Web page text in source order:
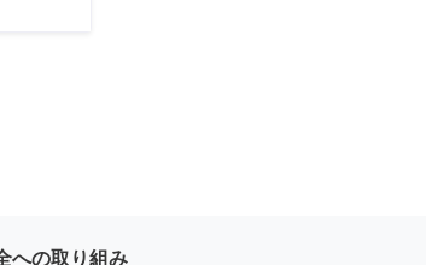
への取り組み